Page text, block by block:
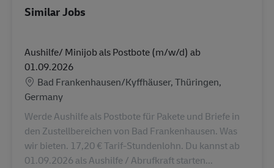
Similar Jobs
Aushilfe/ Minijob als Postbote (m/w/d) ab
01.09.2026
Location
Bad Frankenhausen/Kyffhäuser, Thüringen,
Germany
Werde Aushilfe als Postbote für Pakete und Briefe in
den Zustellbereichen von Bad Frankenhausen. Was
wir bieten. 17,20 € Tarif-Stundenlohn. Du kannst ab
01.09.2026 als Aushilfe / Abrufkraft starten...